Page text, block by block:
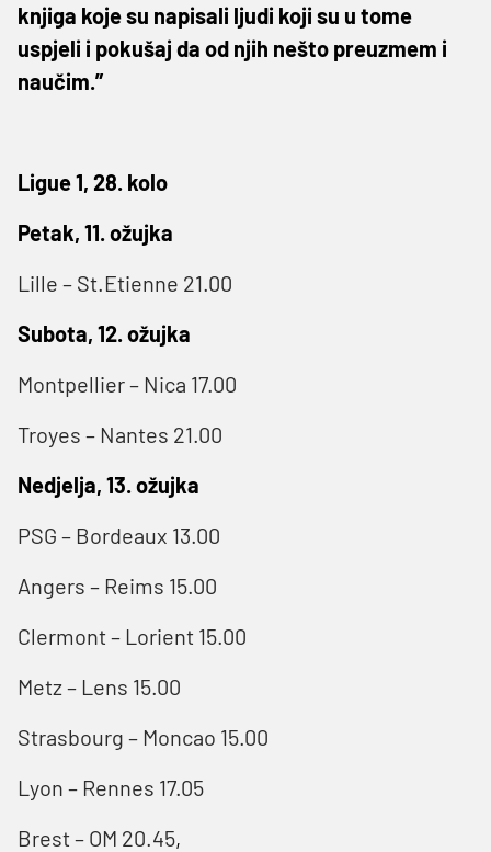
knjiga koje su napisali ljudi koji su u tome
uspjeli i pokušaj da od njih nešto preuzmem i
naučim.”
Ligue 1, 28. kolo
Petak, 11. ožujka
Lille – St.Etienne 21.00
Subota, 12. ožujka
Montpellier – Nica 17.00
Troyes – Nantes 21.00
Nedjelja, 13. ožujka
PSG – Bordeaux 13.00
Angers – Reims 15.00
Clermont – Lorient 15.00
Metz – Lens 15.00
Strasbourg – Moncao 15.00
Lyon – Rennes 17.05
Brest – OM 20.45,